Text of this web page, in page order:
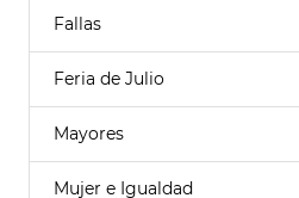
Fallas
Feria de Julio
Mayores
Mujer e Igualdad